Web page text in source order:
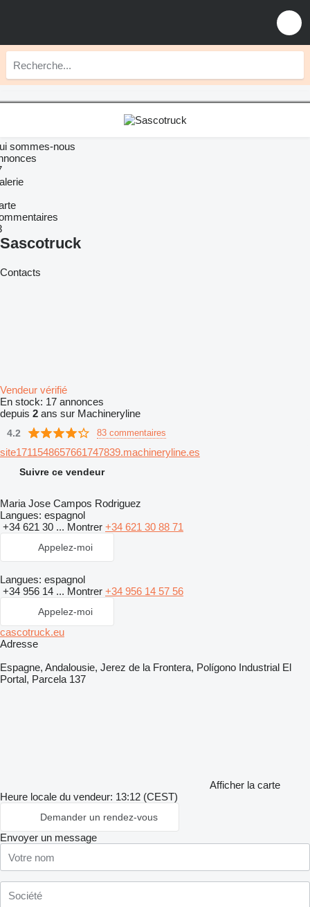
sommes-nous
Sascotruck
Contacts
Vendeur vérifié
En stock: 17 annonces
depuis 2 ans sur Machineryline
4.2 83 commentaires
site1711548657661747839.machineryline.es
Suivre ce vendeur
Maria Jose Campos Rodriguez
Langues: espagnol
+34 621 30 ... Montrer +34 621 30 88 71
Appelez-moi
Langues: espagnol
+34 956 14 ... Montrer +34 956 14 57 56
Appelez-moi
cascotruck.eu
Adresse
Espagne, Andalousie, Jerez de la Frontera, Polígono Industrial El
Portal, Parcela 137
Afficher la carte
Heure locale du vendeur: 13:12 (CEST)
Demander un rendez-vous
Envoyer un message